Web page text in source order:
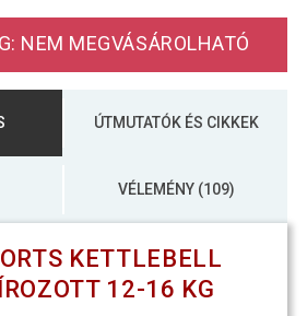
Kettlebell súlyzó
10 kg
12 kg
16 990 Ft
Kettlebell súlyzó
felület 16 kg
26 290 Ft
NEM MEGVÁSÁROLHATÓ
ÚTMUTATÓK ÉS CIKKEK
VÉLEMÉNY (109)
KETTLEBELL
12-16 KG